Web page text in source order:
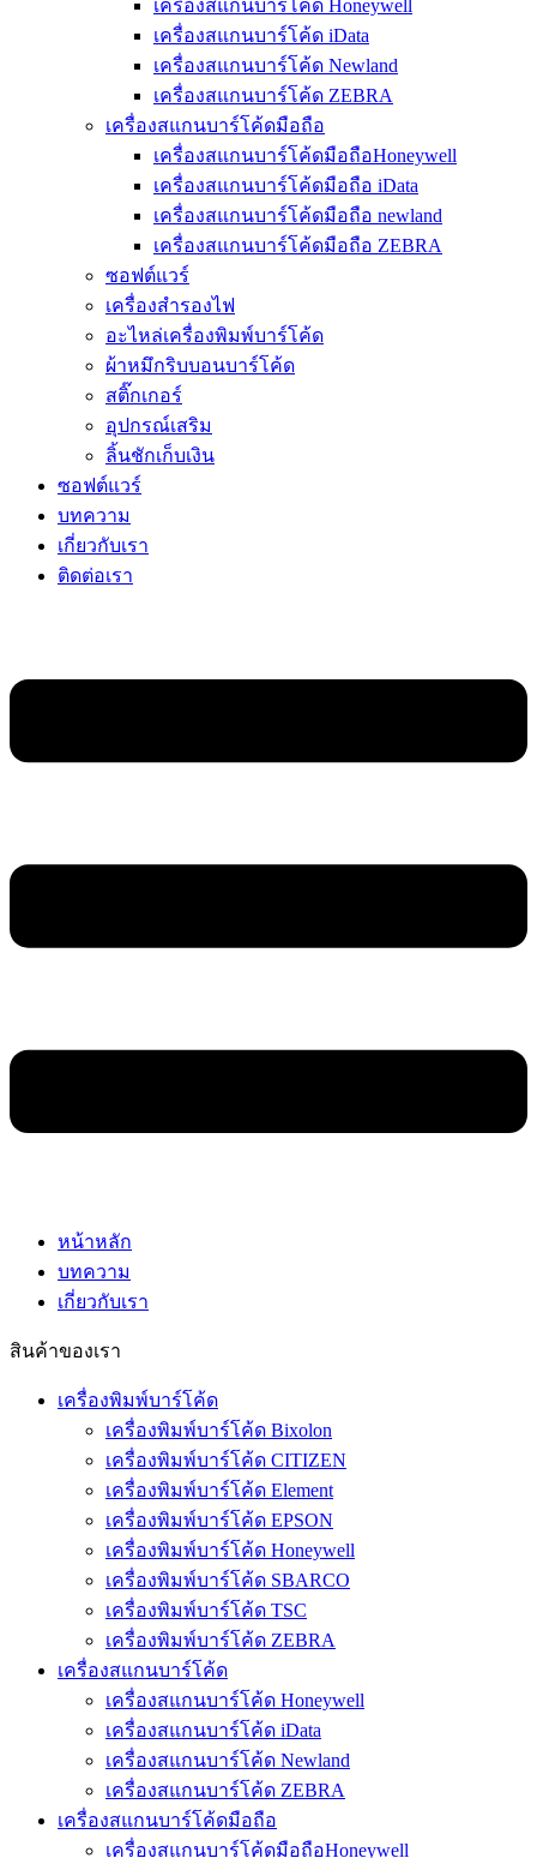
เครื่องสแกนบาร์โค้ด Honeywell
เครื่องสแกนบาร์โค้ด iData
เครื่องสแกนบาร์โค้ด Newland
เครื่องสแกนบาร์โค้ด ZEBRA
เครื่องสแกนบาร์โค้ดมือถือ
เครื่องสแกนบาร์โค้ดมือถือHoneywell
เครื่องสแกนบาร์โค้ดมือถือ iData
เครื่องสแกนบาร์โค้ดมือถือ newland
เครื่องสแกนบาร์โค้ดมือถือ ZEBRA
ซอฟต์แวร์
เครื่องสำรองไฟ
อะไหล่เครื่องพิมพ์บาร์โค้ด
ผ้าหมึกริบบอนบาร์โค้ด
สติ๊กเกอร์
อุปกรณ์เสริม
ลิ้นชักเก็บเงิน
ซอฟต์แวร์
บทความ
เกี่ยวกับเรา
ติดต่อเรา
หน้าหลัก
บทความ
เกี่ยวกับเรา
สินค้าของเรา
เครื่องพิมพ์บาร์โค้ด
เครื่องพิมพ์บาร์โค้ด Bixolon
เครื่องพิมพ์บาร์โค้ด CITIZEN
เครื่องพิมพ์บาร์โค้ด Element
เครื่องพิมพ์บาร์โค้ด EPSON
เครื่องพิมพ์บาร์โค้ด Honeywell
เครื่องพิมพ์บาร์โค้ด SBARCO
เครื่องพิมพ์บาร์โค้ด TSC
เครื่องพิมพ์บาร์โค้ด ZEBRA
เครื่องสแกนบาร์โค้ด
เครื่องสแกนบาร์โค้ด Honeywell
เครื่องสแกนบาร์โค้ด iData
เครื่องสแกนบาร์โค้ด Newland
เครื่องสแกนบาร์โค้ด ZEBRA
เครื่องสแกนบาร์โค้ดมือถือ
เครื่องสแกนบาร์โค้ดมือถือHoneywell